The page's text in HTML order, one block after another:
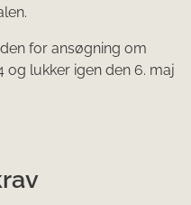
for ansøgning om
og lukker igen den 6. maj